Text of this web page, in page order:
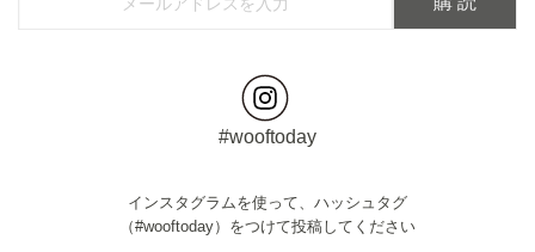
#wooftoday
インスタグラムを使って、ハッシュタグ
（#wooftoday）をつけて投稿してください